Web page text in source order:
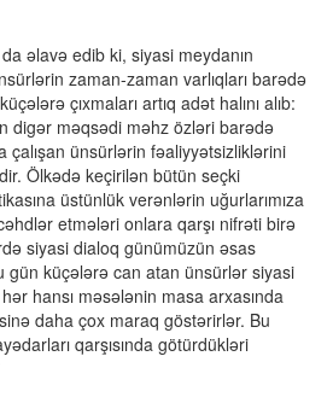
əlavə edib ki, siyasi meydanın
zaman-zaman varlıqları barədə
çıxmaları artıq adət halını alıb:
digər məqsədi məhz özləri barədə
ünsürlərin fəaliyyətsizliklərini
Ölkədə keçirilən bütün seçki
üstünlük verənlərin uğurlarımıza
etmələri onlara qarşı nifrəti birə
siyasi dialoq günümüzün əsas
gün küçələrə can atan ünsürlər siyasi
hansı məsələnin masa arxasında
daha çox maraq göstərirlər. Bu
qarşısında götürdükləri